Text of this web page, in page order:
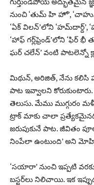
నుంచి ‘తుమ్ హి హో’,
‘ఏక్ విలన్’‌లోని
‘హాఫ్ గర్ల్‌ఫ్రెండ్‌’లోని ‘ఫిర్
ఘర్ చలేన్’ వంటి పాటలెన్నో
మిథున్, అరిజిత్, నేను కలిసి
పాట ఇవ్వాలని
తెలుసు. మేము ముగ్గురం
ట్రాక్ మాకు చాలా
జరుపుకునే పాట. జీవితం
నింపేలా ఉంటుంది’ అని
‘సయారా’ నుంచి ఇప్పటి
బస్టర్‌లు నిలిచాయి. ఇక